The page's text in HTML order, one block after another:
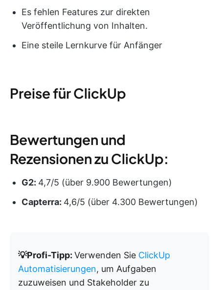
Es fehlen Features zur direkten
Veröffentlichung von Inhalten.
Eine steile Lernkurve für Anfänger
Preise für ClickUp
Bewertungen und
Rezensionen zu ClickUp:
G2: 4,7/5 (über 9.900 Bewertungen)
Capterra: 4,6/5 (über 4.300 Bewertungen)
💡Profi-Tipp: Verwenden Sie ClickUp
Automatisierungen, um Aufgaben
zuzuweisen und Stakeholder zu